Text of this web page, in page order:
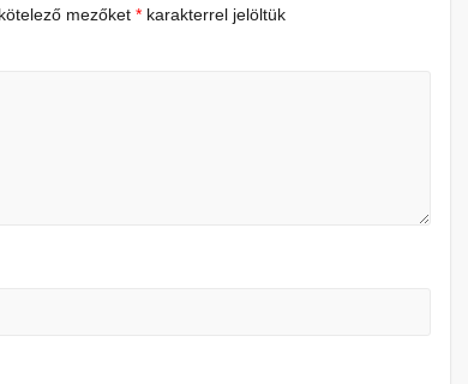
mezőket* karakterrel jelöltük